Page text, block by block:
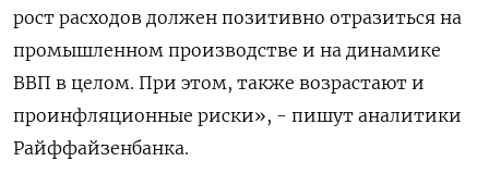
рост расходов должен позитивно отразиться на
промышленном производстве и на динамике
ВВП в целом. При этом, также возрастают и
проинфляционные риски», - пишут аналитики
Райффайзенбанка.